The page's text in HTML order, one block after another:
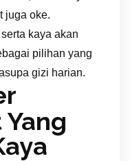
juga oke.
kaya akan
pilihan yang
gizi harian.